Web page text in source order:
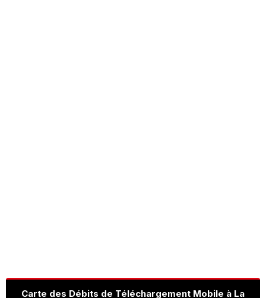
Carte des Débits de Téléchargement Mobile à La